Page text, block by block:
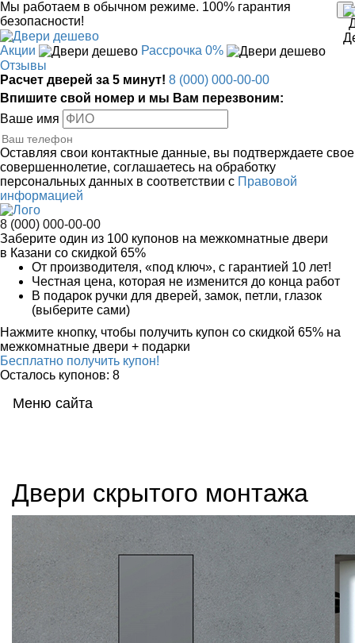
Мы работаем в обычном режиме. 100% гарантия
безопасности!
Акции
Рассрочка 0%
Отзывы
Расчет дверей за 5 минут! 8 (000) 000-00-00
Впишите свой номер и мы Вам перезвоним:
Ваше имя
Оставляя свои контактные данные, вы подтверждаете свое
совершеннолетие, соглашаетесь на обработку
персональных данных в соответствии с Правовой
информацией
8 (000) 000-00-00
Заберите один из 100 купонов на межкомнатные двери
в Казани со скидкой 65%
От производителя, «под ключ», с гарантией 10 лет!
Честная цена, которая не изменится до конца работ
В подарок ручки для дверей, замок, петли, глазок
(выберите сами)
Нажмите кнопку, чтобы получить купон со скидкой 65% на
межкомнатные двери + подарки
Бесплатно получить купон!
Осталось купонов: 8
Меню сайта
Двери скрытого монтажа